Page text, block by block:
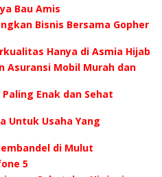
Bau Amis
Bisnis Bersama Gopher
Hanya di Asmia Hijab
Asuransi Mobil Murah dan
Enak dan Sehat
Untuk Usaha Yang
di Mulut
5